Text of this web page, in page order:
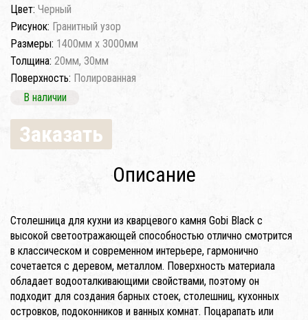
Цвет: Черный
Рисунок: Гранитный узор
Размеры: 1400мм x 3000мм
Толщина: 20мм, 30мм
Поверхность: Полированная
В наличии
Заказать
Описание
Столешница для кухни из кварцевого камня Gobi Black с
высокой светоотражающей способностью отлично смотрится
в классическом и современном интерьере, гармонично
сочетается с деревом, металлом. Поверхность материала
обладает водооталкивающими свойствами, поэтому он
подходит для создания барных стоек, столешниц, кухонных
островков, подоконников и ванных комнат. Поцарапать или